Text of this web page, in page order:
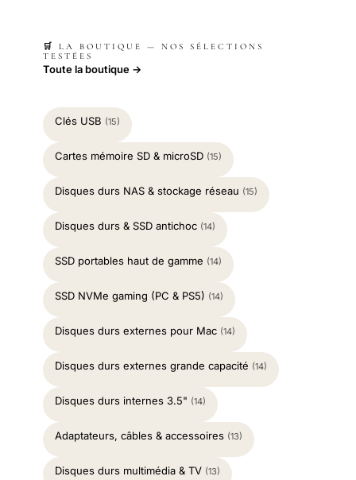
🛒 LA BOUTIQUE — NOS SÉLECTIONS
TESTÉES
Toute la boutique →
Clés USB (15)
Cartes mémoire SD & microSD (15)
Disques durs NAS & stockage réseau (15)
Disques durs & SSD antichoc (14)
SSD portables haut de gamme (14)
SSD NVMe gaming (PC & PS5) (14)
Disques durs externes pour Mac (14)
Disques durs externes grande capacité (14)
Disques durs internes 3.5" (14)
Adaptateurs, câbles & accessoires (13)
Disques durs multimédia & TV (13)